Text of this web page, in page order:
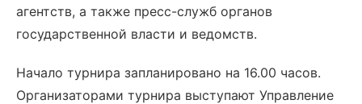
агентств, а также пресс-служб органов
государственной власти и ведомств.
Начало турнира запланировано на 16.00 часов.
Организаторами турнира выступают Управление